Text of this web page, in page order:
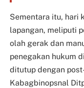
Sementara itu, hari
lapangan, meliputi
olah gerak dan
penegakan hukum
ditutup dengan
Kabagbinopsnal